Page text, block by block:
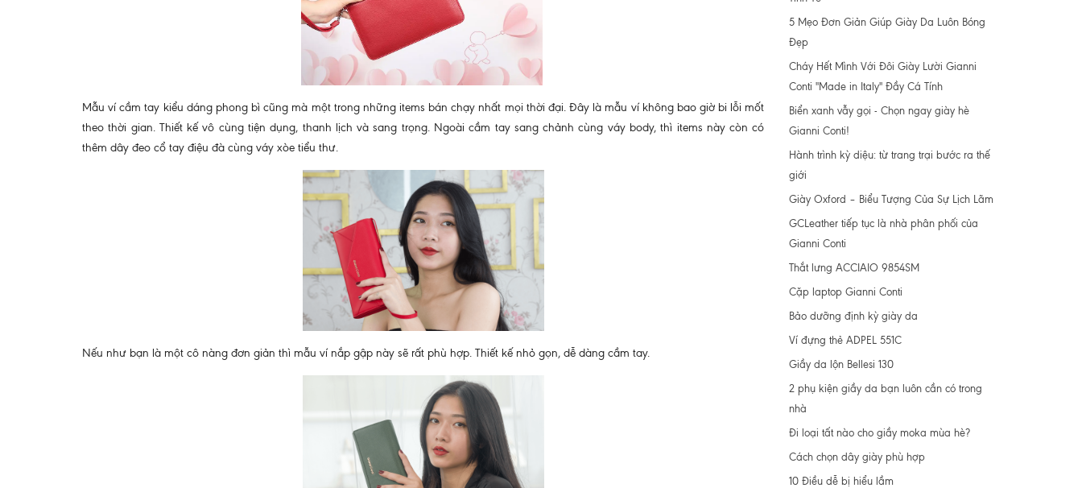
Mẫu ví cầm tay kiểu dáng phong bì cũng mà một trong những items bán chạy nhất mọi thời đại. Đây là mẫu ví không bao giờ bi lỗi mốt
theo thời gian. Thiết kế vô cùng tiện dụng, thanh lịch và sang trọng. Ngoài cầm tay sang chảnh cùng váy body, thì items này còn có
thêm dây đeo cổ tay điệu đà cùng váy xòe tiểu thư.
Nếu như bạn là một cô nàng đơn giản thì mẫu ví nắp gập này sẽ rất phù hợp. Thiết kế nhỏ gọn, dễ dàng cầm tay.
5 Mẹo Đơn Giản Giúp Giày Da Luôn Bóng
Đẹp
Cháy Hết Mình Với Đôi Giày Lười Gianni
Conti "Made in Italy" Đầy Cá Tính
Biển xanh vẫy gọi - Chọn ngay giày hè
Gianni Conti!
Hành trình kỳ diệu: từ trang trại bước ra thế
giới
Giày Oxford – Biểu Tượng Của Sự Lịch Lãm
GCLeather tiếp tục là nhà phân phối của
Gianni Conti
Thắt lưng ACCIAIO 9854SM
Cặp laptop Gianni Conti
Bảo dưỡng định kỳ giày da
Ví đựng thẻ ADPEL 551C
Giầy da lộn Bellesi 130
2 phụ kiện giầy da bạn luôn cần có trong
nhà
Đi loại tất nào cho giầy moka mùa hè?
Cách chọn dây giày phù hợp
10 Điều dễ bị hiểu lầm